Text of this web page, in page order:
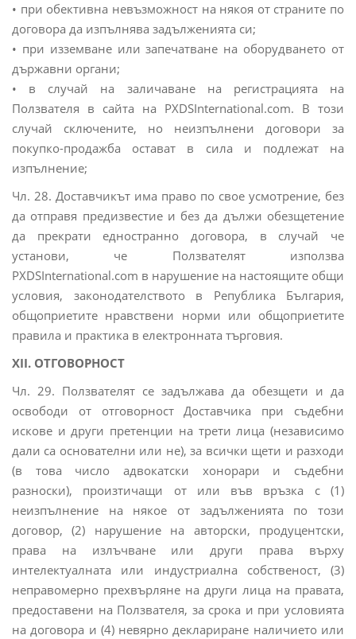
• при обективна невъзможност на някоя от страните по
договора да изпълнява задълженията си;
• при изземване или запечатване на оборудването от
държавни органи;
• в случай на заличаване на регистрацията на
Ползвателя в сайта на PXDSInternational.com. В този
случай сключените, но неизпълнени договори за
покупко-продажба остават в сила и подлежат на
изпълнение;
Чл. 28. Доставчикът има право по свое усмотрение, без
да отправя предизвестие и без да дължи обезщетение
да прекрати едностранно договора, в случай че
установи, че Ползвателят използва
PXDSInternational.com в нарушение на настоящите общи
условия, законодателството в Република България,
общоприетите нравствени норми или общоприетите
правила и практика в електронната търговия.
XII. ОТГОВОРНОСТ
Чл. 29. Ползвателят се задължава да обезщети и да
освободи от отговорност Доставчика при съдебни
искове и други претенции на трети лица (независимо
дали са основателни или не), за всички щети и разходи
(в това число адвокатски хонорари и съдебни
разноски), произтичащи от или във връзка с (1)
неизпълнение на някое от задълженията по този
договор, (2) нарушение на авторски, продуцентски,
права на излъчване или други права върху
интелектуалната или индустриална собственост, (3)
неправомерно прехвърляне на други лица на правата,
предоставени на Ползвателя, за срока и при условията
на договора и (4) невярно деклариране наличието или